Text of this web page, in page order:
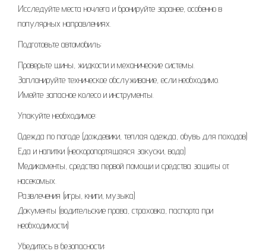
Исследуйте места ночлега и бронируйте заранее, особенно в
популярных направлениях.
Подготовьте автомобиль:
Проверьте шины, жидкости и механические системы.
Запланируйте техническое обслуживание, если необходимо.
Имейте запасное колесо и инструменты.
Упакуйте необходимое:
Одежда по погоде (дождевики, теплая одежда, обувь для походов)
Еда и напитки (нескоропортящаяся закуски, вода)
Медикаменты, средства первой помощи и средства защиты от
насекомых.
Развлечения (игры, книги, музыка)
Документы (водительские права, страховка, паспорта при
необходимости)
Убедитесь в безопасности: